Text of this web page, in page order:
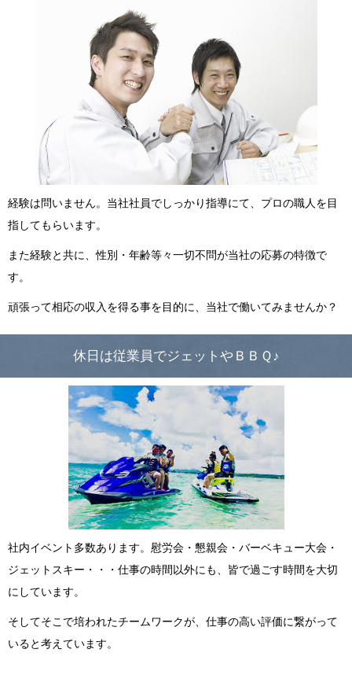
経験は問いません。当社社員でしっかり指導にて、プロの職人を目
指してもらいます。
また経験と共に、性別・年齢等々一切不問が当社の応募の特徴で
す。
頑張って相応の収入を得る事を目的に、当社で働いてみませんか？
休日は従業員でジェットやＢＢＱ♪
社内イベント多数あります。慰労会・懇親会・バーベキュー大会・
ジェットスキー・・・仕事の時間以外にも、皆で過ごす時間を大切
にしています。
そしてそこで培われたチームワークが、仕事の高い評価に繋がって
いると考えています。